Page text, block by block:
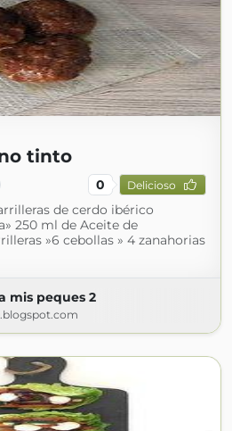
tinto
0 Delicioso
de cerdo ibérico
250 ml de Aceite de
»6 cebollas » 4 zanahorias
mis peques 2